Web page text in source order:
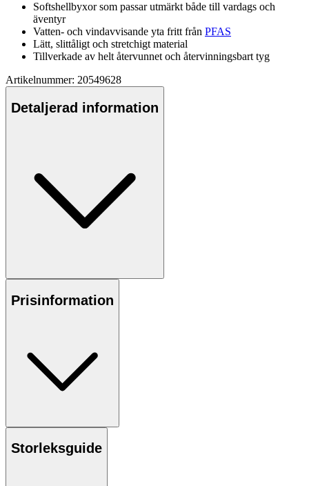
Softshellbyxor som passar utmärkt både till vardags och
äventyr
Vatten- och vindavvisande yta fritt från PFAS
Lätt, slittåligt och stretchigt material
Tillverkade av helt återvunnet och återvinningsbart tyg
Artikelnummer: 20549628
Detaljerad information
Prisinformation
Storleksguide